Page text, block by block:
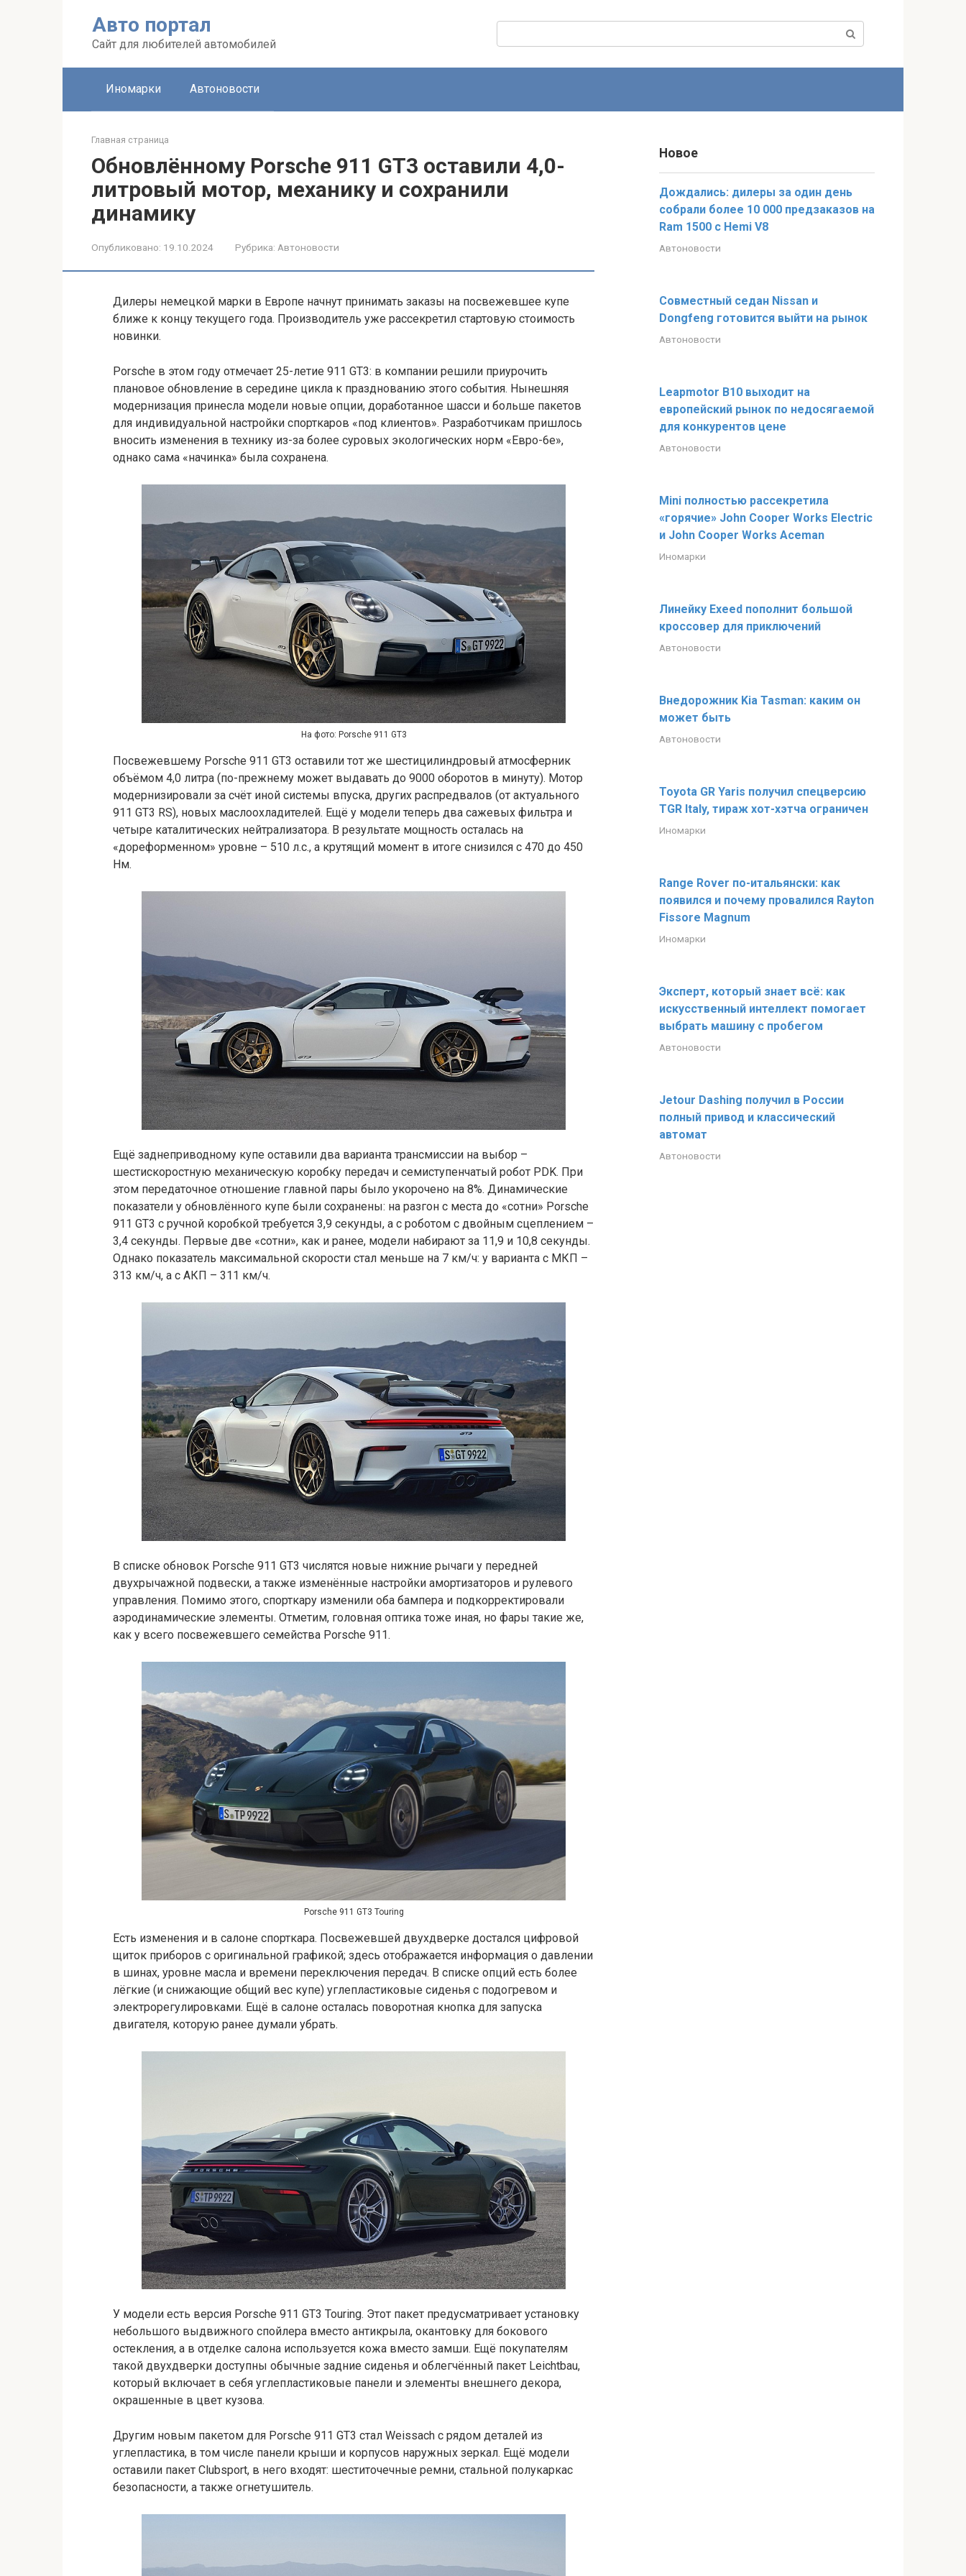
Авто портал
Сайт для любителей автомобилей
Иномарки Автоновости
Главная страница
Обновлённому Porsche 911 GT3 оставили 4,0-
литровый мотор, механику и сохранили
динамику
Опубликовано: 19.10.2024 Рубрика: Автоновости
Дилеры немецкой марки в Европе начнут принимать заказы на посвежевшее купе
ближе к концу текущего года. Производитель уже рассекретил стартовую стоимость
новинки.
Porsche в этом году отмечает 25-летие 911 GT3: в компании решили приурочить
плановое обновление в середине цикла к празднованию этого события. Нынешняя
модернизация принесла модели новые опции, доработанное шасси и больше пакетов
для индивидуальной настройки спорткаров «под клиентов». Разработчикам пришлось
вносить изменения в технику из-за более суровых экологических норм «Евро-6e»,
однако сама «начинка» была сохранена.
На фото: Porsche 911 GT3
Посвежевшему Porsche 911 GT3 оставили тот же шестицилиндровый атмосферник
объёмом 4,0 литра (по-прежнему может выдавать до 9000 оборотов в минуту). Мотор
модернизировали за счёт иной системы впуска, других распредвалов (от актуального
911 GT3 RS), новых маслоохладителей. Ещё у модели теперь два сажевых фильтра и
четыре каталитических нейтрализатора. В результате мощность осталась на
«дореформенном» уровне – 510 л.с., а крутящий момент в итоге снизился с 470 до 450
Нм.
Ещё заднеприводному купе оставили два варианта трансмиссии на выбор –
шестискоростную механическую коробку передач и семиступенчатый робот PDK. При
этом передаточное отношение главной пары было укорочено на 8%. Динамические
показатели у обновлённого купе были сохранены: на разгон с места до «сотни» Porsche
911 GT3 с ручной коробкой требуется 3,9 секунды, а с роботом с двойным сцеплением –
3,4 секунды. Первые две «сотни», как и ранее, модели набирают за 11,9 и 10,8 секунды.
Однако показатель максимальной скорости стал меньше на 7 км/ч: у варианта с МКП –
313 км/ч, а с АКП – 311 км/ч.
В списке обновок Porsche 911 GT3 числятся новые нижние рычаги у передней
двухрычажной подвески, а также изменённые настройки амортизаторов и рулевого
управления. Помимо этого, спорткару изменили оба бампера и подкорректировали
аэродинамические элементы. Отметим, головная оптика тоже иная, но фары такие же,
как у всего посвежевшего семейства Porsche 911.
Porsche 911 GT3 Touring
Есть изменения и в салоне спорткара. Посвежевшей двухдверке достался цифровой
щиток приборов с оригинальной графикой; здесь отображается информация о давлении
в шинах, уровне масла и времени переключения передач. В списке опций есть более
лёгкие (и снижающие общий вес купе) углепластиковые сиденья с подогревом и
электрорегулировками. Ещё в салоне осталась поворотная кнопка для запуска
двигателя, которую ранее думали убрать.
У модели есть версия Porsche 911 GT3 Touring. Этот пакет предусматривает установку
небольшого выдвижного спойлера вместо антикрыла, окантовку для бокового
остекления, а в отделке салона используется кожа вместо замши. Ещё покупателям
такой двухдверки доступны обычные задние сиденья и облегчённый пакет Leichtbau,
который включает в себя углепластиковые панели и элементы внешнего декора,
окрашенные в цвет кузова.
Другим новым пакетом для Porsche 911 GT3 стал Weissach с рядом деталей из
углепластика, в том числе панели крыши и корпусов наружных зеркал. Ещё модели
оставили пакет Clubsport, в него входят: шеститочечные ремни, стальной полукаркас
безопасности, а также огнетушитель.
Новое
Дождались: дилеры за один день
собрали более 10 000 предзаказов на
Ram 1500 c Hemi V8
Автоновости
Совместный седан Nissan и
Dongfeng готовится выйти на рынок
Автоновости
Leapmotor B10 выходит на
европейский рынок по недосягаемой
для конкурентов цене
Автоновости
Mini полностью рассекретила
«горячие» John Cooper Works Electric
и John Cooper Works Aceman
Иномарки
Линейку Exeed пополнит большой
кроссовер для приключений
Автоновости
Внедорожник Kia Tasman: каким он
может быть
Автоновости
Toyota GR Yaris получил спецверсию
TGR Italy, тираж хот-хэтча ограничен
Иномарки
Range Rover по-итальянски: как
появился и почему провалился Rayton
Fissore Magnum
Иномарки
Эксперт, который знает всё: как
искусственный интеллект помогает
выбрать машину с пробегом
Автоновости
Jetour Dashing получил в России
полный привод и классический
автомат
Автоновости